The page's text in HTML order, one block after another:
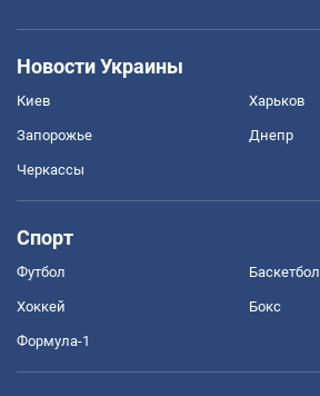
Новости Украины
Киев Харьков
Запорожье Днепр
Черкассы
Спорт
Футбол Баскетбол
Хоккей Бокс
Формула-1